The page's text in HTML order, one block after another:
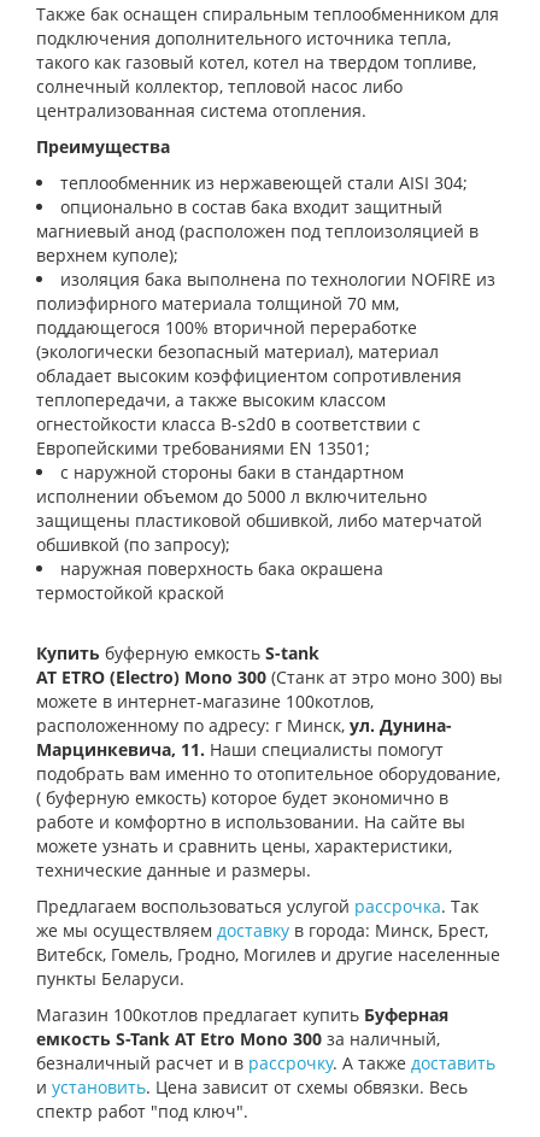
Также бак оснащен спиральным теплообменником для
подключения дополнительного источника тепла,
такого как газовый котел, котел на твердом топливе,
солнечный коллектор, тепловой насос либо
централизованная система отопления.
Преимущества
теплообменник из нержавеющей стали AISI 304;
опционально в состав бака входит защитный
магниевый анод (расположен под теплоизоляцией в
верхнем куполе);
изоляция бака выполнена по технологии NOFIRE из
полиэфирного материала толщиной 70 мм,
поддающегося 100% вторичной переработке
(экологически безопасный материал), материал
обладает высоким коэффициентом сопротивления
теплопередачи, а также высоким классом
огнестойкости класса B-s2d0 в соответствии с
Европейскими требованиями EN 13501;
с наружной стороны баки в стандартном
исполнении объемом до 5000 л включительно
защищены пластиковой обшивкой, либо матерчатой
обшивкой (по запросу);
наружная поверхность бака окрашена
термостойкой краской
Купить буферную емкость S-tank
AT ETRO (Electro) Mono 300 (Станк ат этро моно 300) вы
можете в интернет-магазине 100котлов,
расположенному по адресу: г Минск, ул. Дунина-
Марцинкевича, 11. Наши специалисты помогут
подобрать вам именно то отопительное оборудование,
( буферную емкость) которое будет экономично в
работе и комфортно в использовании. На сайте вы
можете узнать и сравнить цены, характеристики,
технические данные и размеры.
Предлагаем воспользоваться услугой рассрочка. Так
же мы осуществляем доставку в города: Минск, Брест,
Витебск, Гомель, Гродно, Могилев и другие населенные
пункты Беларуси.
Магазин 100котлов предлагает купить Буферная
емкость S-Tank AT Etro Mono 300 за наличный,
безналичный расчет и в рассрочку. А также доставить
и установить. Цена зависит от схемы обвязки. Весь
спектр работ "под ключ".